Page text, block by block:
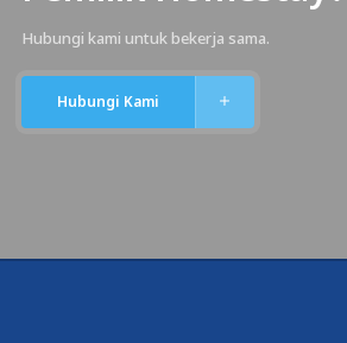
Hubungi kami untuk bekerja sama.
Hubungi Kami